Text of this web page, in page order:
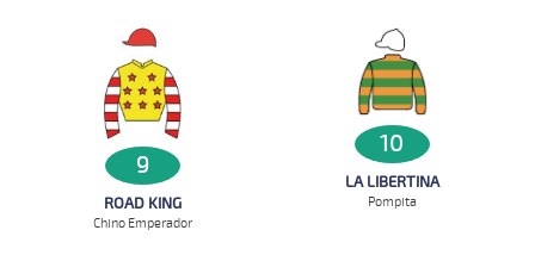
9
ROAD KING
Chino Emperador
10
LA LIBERTINA
Pompita